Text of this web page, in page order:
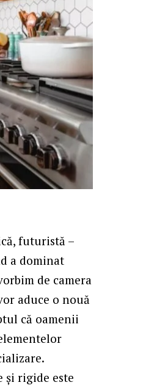
futuristă –
a dominat
de camera
aduce o nouă
că oamenii
.
și rigide este